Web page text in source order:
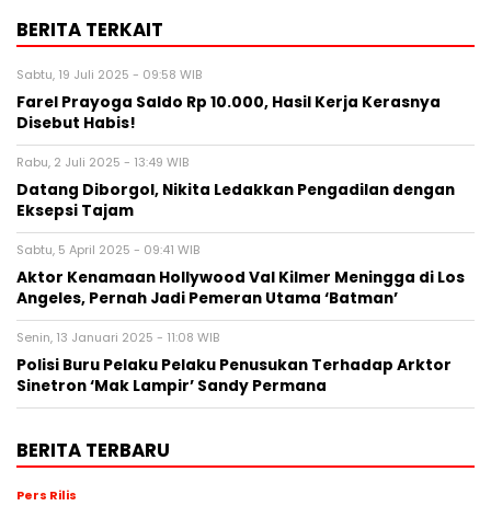
BERITA TERKAIT
Sabtu, 19 Juli 2025 - 09:58 WIB
Farel Prayoga Saldo Rp 10.000, Hasil Kerja Kerasnya
Disebut Habis!
Rabu, 2 Juli 2025 - 13:49 WIB
Datang Diborgol, Nikita Ledakkan Pengadilan dengan
Eksepsi Tajam
Sabtu, 5 April 2025 - 09:41 WIB
Aktor Kenamaan Hollywood Val Kilmer Meningga di Los
Angeles, Pernah Jadi Pemeran Utama ‘Batman’
Senin, 13 Januari 2025 - 11:08 WIB
Polisi Buru Pelaku Pelaku Penusukan Terhadap Arktor
Sinetron ‘Mak Lampir’ Sandy Permana
BERITA TERBARU
Pers Rilis